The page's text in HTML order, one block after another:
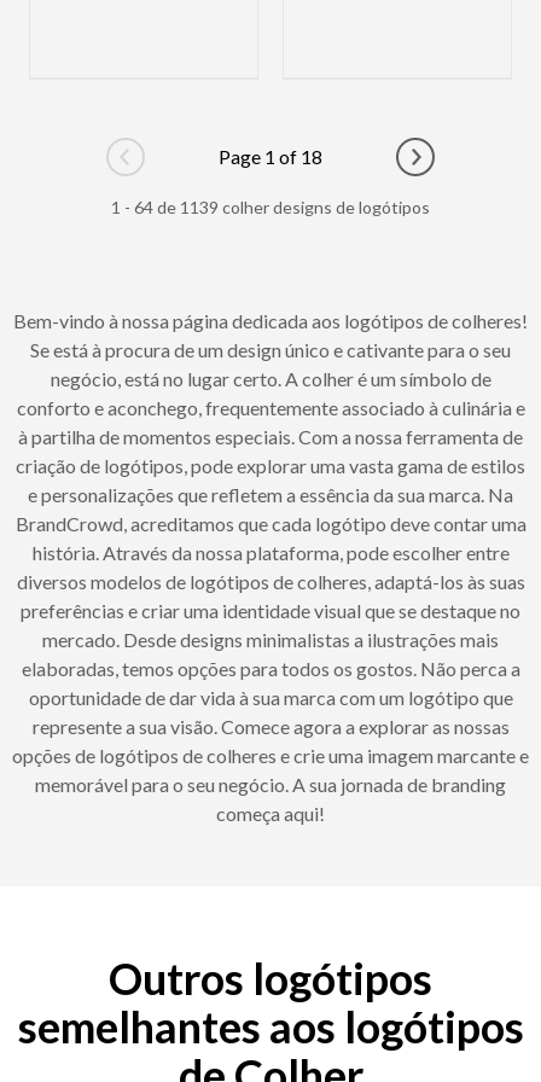
Go to previous page
Page 1 of 18
Go to next
1 - 64 de 1139 colher designs de logótipos
Bem-vindo à nossa página dedicada aos logótipos de colheres!
Se está à procura de um design único e cativante para o seu
negócio, está no lugar certo. A colher é um símbolo de
conforto e aconchego, frequentemente associado à culinária e
à partilha de momentos especiais. Com a nossa ferramenta de
criação de logótipos, pode explorar uma vasta gama de estilos
e personalizações que refletem a essência da sua marca. Na
BrandCrowd, acreditamos que cada logótipo deve contar uma
história. Através da nossa plataforma, pode escolher entre
diversos modelos de logótipos de colheres, adaptá-los às suas
preferências e criar uma identidade visual que se destaque no
mercado. Desde designs minimalistas a ilustrações mais
elaboradas, temos opções para todos os gostos. Não perca a
oportunidade de dar vida à sua marca com um logótipo que
represente a sua visão. Comece agora a explorar as nossas
opções de logótipos de colheres e crie uma imagem marcante e
memorável para o seu negócio. A sua jornada de branding
começa aqui!
Outros logótipos
semelhantes aos logótipos